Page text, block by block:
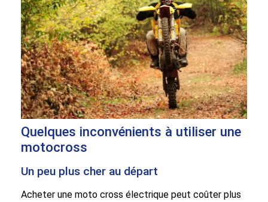
Quelques inconvénients à utiliser une
motocross
Un peu plus cher au départ
Acheter une moto cross électrique peut coûter plus